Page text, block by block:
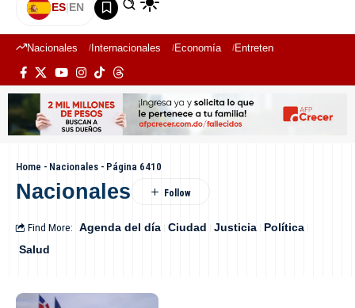
ES|EN
Nacionales Internacionales Economía Entretenimiento
Home - Nacionales - Página 6410
Nacionales
Find More: Agenda del día Ciudad Justicia
Política
Salud